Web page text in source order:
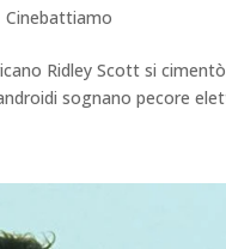
Cinebattiamo
Ridley Scott si
sognano pecore